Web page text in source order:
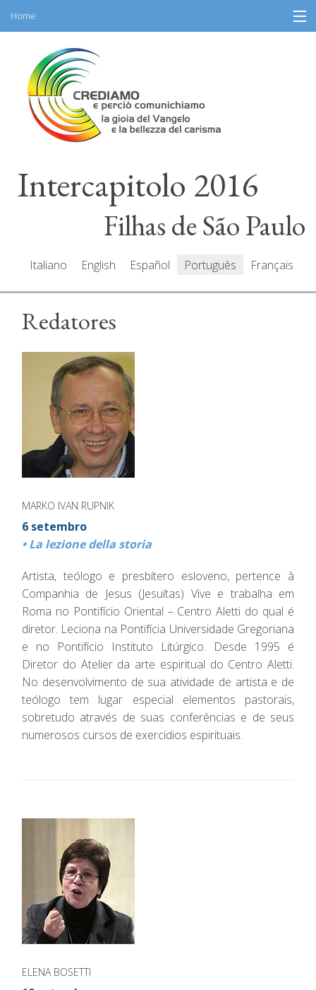
content
Home
Informação
Programa
Participantes
Recursos
Intercapitolo 2016
Filhas de São Paulo
Italiano English Español Português Français
Redatores
MARKO IVAN RUPNIK
6 setembro
• La lezione della storia
Artista, teólogo e presbítero esloveno, pertence à
Companhia de Jesus (Jesuítas) Vive e trabalha em
Roma no Pontifício Oriental – Centro Aletti do qual é
diretor. Leciona na Pontifícia Universidade Gregoriana
e no Pontifício Instituto Litúrgico. Desde 1995 é
Diretor do Atelier da arte espiritual do Centro Aletti.
No desenvolvimento de sua atividade de artista e de
teólogo tem lugar especial elementos pastorais,
sobretudo através de suas conferências e de seus
numerosos cursos de exercídios espirituais.
ELENA BOSETTI